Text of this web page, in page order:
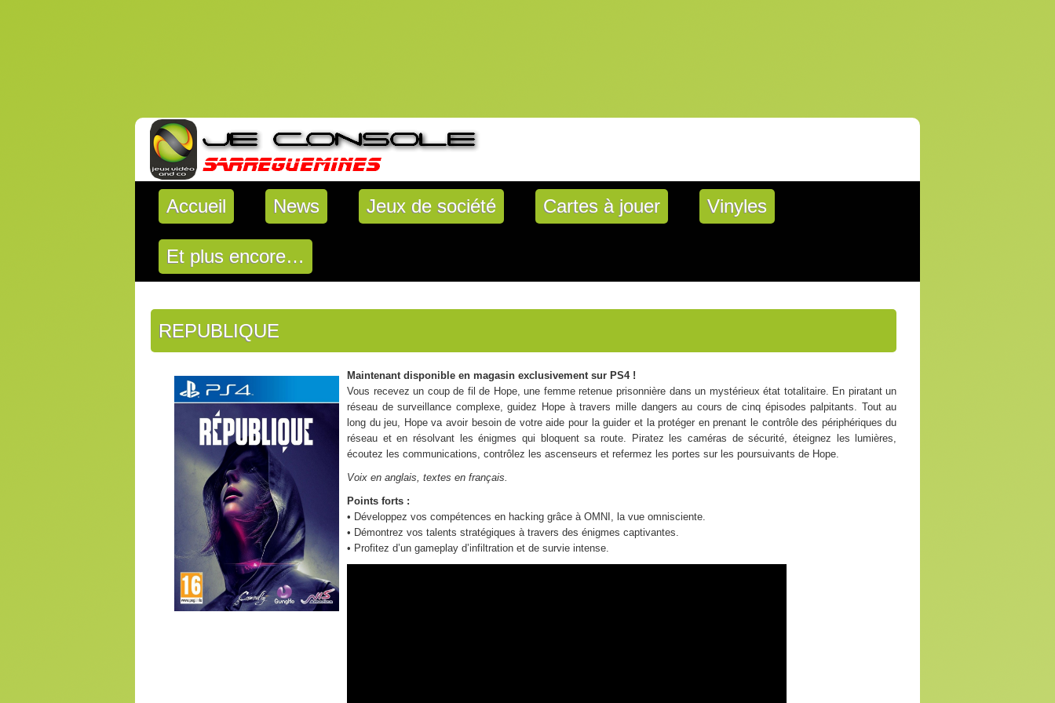
Accueil News Jeux de société Cartes à jouer Vinyles
Et plus encore…
REPUBLIQUE
Maintenant disponible en magasin exclusivement sur PS4 !
Vous recevez un coup de fil de Hope, une femme retenue prisonnière dans un mystérieux état totalitaire. En piratant un
réseau de surveillance complexe, guidez Hope à travers mille dangers au cours de cinq épisodes palpitants. Tout au
long du jeu, Hope va avoir besoin de votre aide pour la guider et la protéger en prenant le contrôle des périphériques du
réseau et en résolvant les énigmes qui bloquent sa route. Piratez les caméras de sécurité, éteignez les lumières,
écoutez les communications, contrôlez les ascenseurs et refermez les portes sur les poursuivants de Hope.
Voix en anglais, textes en français.
Points forts :
• Développez vos compétences en hacking grâce à OMNI, la vue omnisciente.
• Démontrez vos talents stratégiques à travers des énigmes captivantes.
• Profitez d’un gameplay d’infiltration et de survie intense.